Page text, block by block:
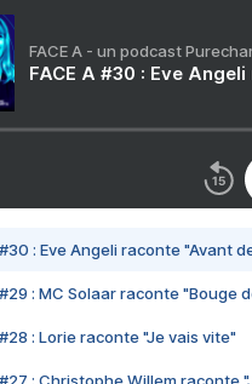
FACE A - un podcast
FACE A #30 : Eve
#30 : Eve Angeli raconte "Avant
#29 : MC Solaar raconte "Bouge
#28 : Lorie raconte "Je vais vite"